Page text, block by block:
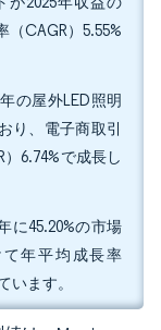
（CAGR）5.55%
の屋外LED照明
り、電子商取引
6.74%で成長し
に45.20%の市場
年平均成長率
います。